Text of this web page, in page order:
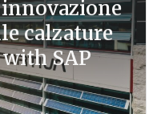
calzature
SAP